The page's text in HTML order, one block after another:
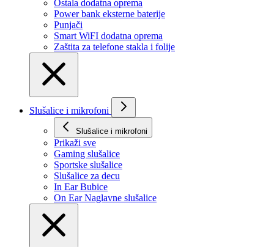
Ostala dodatna oprema
Power bank eksterne baterije
Punjači
Smart WiFI dodatna oprema
Zaštita za telefone stakla i folije
Slušalice i mikrofoni
Slušalice i mikrofoni
Prikaži svе
Gaming slušalice
Sportske slušalice
Slušalice za decu
In Ear Bubice
On Ear Naglavne slušalice